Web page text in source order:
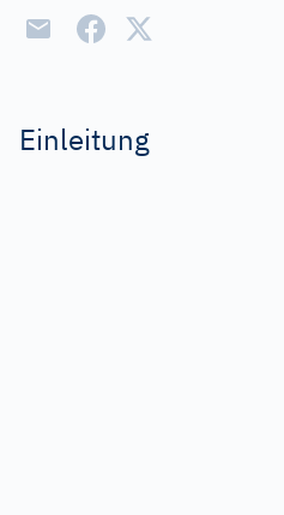
Einleitung